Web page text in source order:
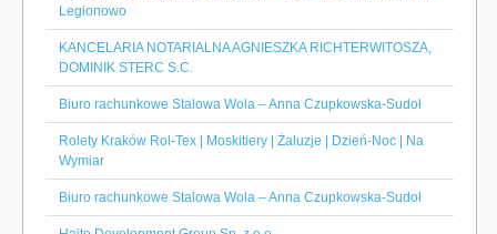
Legionowo
KANCELARIA NOTARIALNA AGNIESZKA RICHTERWITOSZA,
DOMINIK STERC S.C.
Biuro rachunkowe Stalowa Wola – Anna Czupkowska-Sudoł
Rolety Kraków Rol-Tex | Moskitiery | Żaluzje | Dzień-Noc | Na
Wymiar
Biuro rachunkowe Stalowa Wola – Anna Czupkowska-Sudoł